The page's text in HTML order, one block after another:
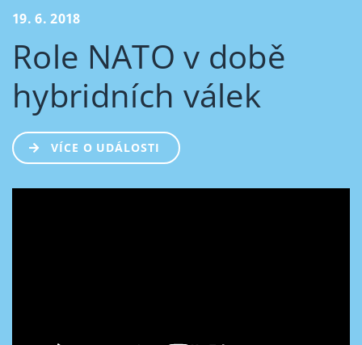
19. 6. 2018
Role NATO v době
hybridních válek
VÍCE O UDÁLOSTI